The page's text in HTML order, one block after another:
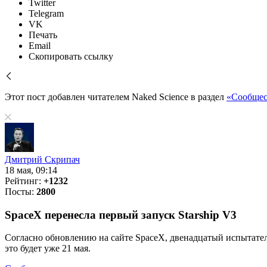
Twitter
Telegram
VK
Печать
Email
Скопировать ссылку
Этот пост добавлен читателем Naked Science в раздел
Дмитрий Скрипач
18 мая, 09:14
Рейтинг: +1232
Посты: 2800
SpaceX перенесла первый запуск Starship V3
Согласно обновлению на сайте SpaceX, двенадцатый
это будет уже 21 мая.